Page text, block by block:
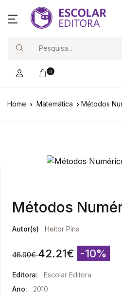
0
Home Matemática Métodos
Métodos
Autor(s) Heitor Pina
46.90€ 42.21€ -10%
Editora:
Escolar Editora
Ano:
2010